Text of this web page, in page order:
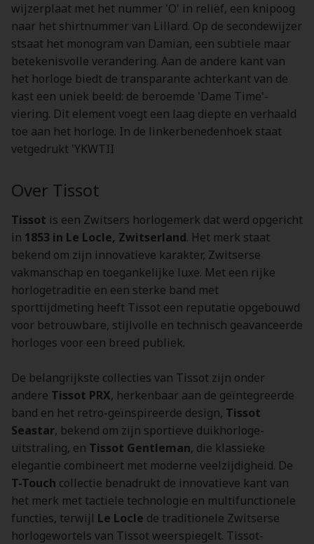
wijzerplaat met het nummer 'O' in reliëf, een knipoog
naar het shirtnummer van Lillard. Op de secondewijzer
stsaat het monogram van Damian, een subtiele maar
betekenisvolle verandering. Aan de andere kant van
het horloge biedt de transparante achterkant van de
kast een uniek beeld: de beroemde 'Dame Time'-
viering. Dit element voegt een laag diepte en verhaald
toe aan het horloge. In de linkerbenedenhoek staat
vetgedrukt 'YKWTII
Over Tissot
Tissot is een Zwitsers horlogemerk dat werd opgericht
in 1853 in Le Locle, Zwitserland. Het merk staat
bekend om zijn innovatieve karakter, Zwitserse
vakmanschap en toegankelijke luxe. Met een rijke
horlogetraditie en een sterke band met
sporttijdmeting heeft Tissot een reputatie opgebouwd
voor betrouwbare, stijlvolle en technisch geavanceerde
horloges voor een breed publiek.
De belangrijkste collecties van Tissot zijn onder
andere Tissot PRX, herkenbaar aan de geïntegreerde
band en het retro-geïnspireerde design, Tissot
Seastar, bekend om zijn sportieve duikhorloge-
uitstraling, en Tissot Gentleman, die klassieke
elegantie combineert met moderne veelzijdigheid. De
T-Touch collectie benadrukt de innovatieve kant van
het merk met tactiele technologie en multifunctionele
functies, terwijl Le Locle de traditionele Zwitserse
horlogewortels van Tissot weerspiegelt. Tissot-